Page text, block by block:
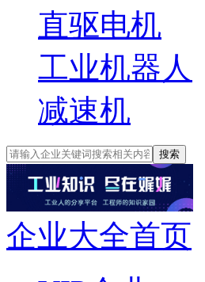
直驱电机
工业机器人
减速机
搜索
企业大全首页